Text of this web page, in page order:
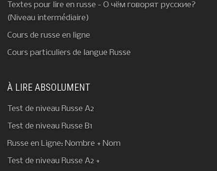
Textes pour lire en russe - О чём говорят русские?
(Niveau intermédiaire)
Cours de russe en ligne
Cours particuliers de langue Russe
À LIRE ABSOLUMENT
Test de niveau Russe A2
Test de niveau Russe B1
Russe en Ligne: Nombre + Nom
Test de niveau Russe A2 +